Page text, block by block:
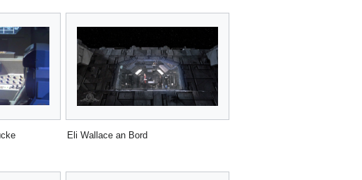
Eli Wallace an Bord